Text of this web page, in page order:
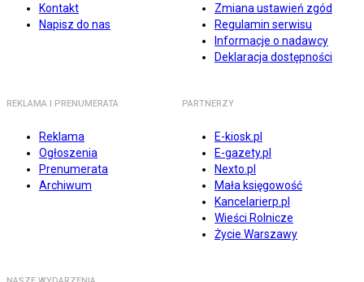
Kontakt
Napisz do nas
Zmiana ustawień zgód
Regulamin serwisu
Informacje o nadawcy
Deklaracja dostępności
REKLAMA I PRENUMERATA
Reklama
Ogłoszenia
Prenumerata
Archiwum
PARTNERZY
E-kiosk.pl
E-gazety.pl
Nexto.pl
Mała księgowość
Kancelarierp.pl
Wieści Rolnicze
Życie Warszawy